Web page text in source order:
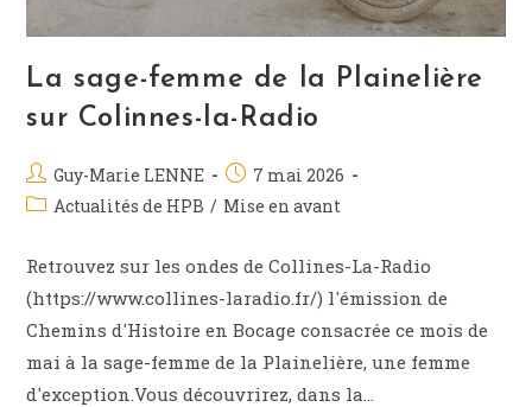
La sage-femme de la Plainelière
sur Colinnes-la-Radio
Guy-Marie LENNE
7 mai 2026
Actualités de HPB / Mise en avant
Retrouvez sur les ondes de Collines-La-Radio
(https://www.collines-laradio.fr/) l'émission de
Chemins d'Histoire en Bocage consacrée ce mois de
mai à la sage-femme de la Plainelière, une femme
d'exception.Vous découvrirez, dans la…